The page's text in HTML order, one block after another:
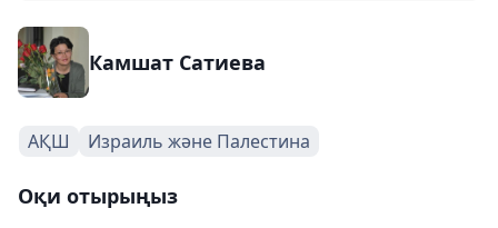
Камшат Сатиева
АҚШ Израиль және Палестина
Оқи отырыңыз